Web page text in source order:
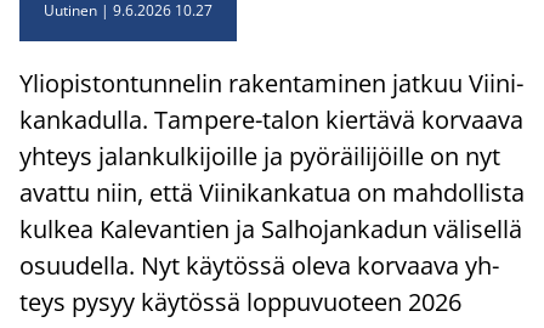
Uutinen 9.6.2026 10.27
Yli­opis­ton­tun­ne­lin ra­ken­ta­mi­nen jat­kuu Vii­ni­
kan­ka­dul­la. Tampere-​talon kier­tä­vä kor­vaa­va
yh­teys ja­lan­kul­ki­joil­le ja pyö­räi­li­jöil­le on nyt
avat­tu niin, että Vii­ni­kan­ka­tua on mah­dol­lis­ta
kul­kea Ka­le­van­tien ja Sal­ho­jan­ka­dun vä­li­sel­lä
osuu­del­la. Nyt käy­tös­sä oleva kor­vaa­va yh­
teys pysyy käy­tös­sä lop­pu­vuo­teen 2026